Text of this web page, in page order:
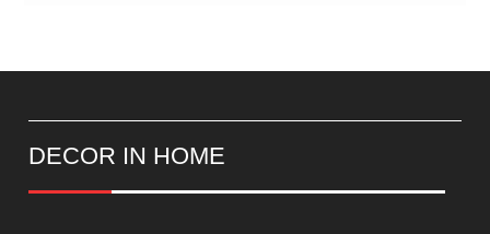
DECOR IN HOME